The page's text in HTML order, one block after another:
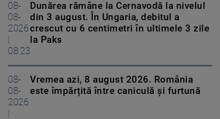
08-
08-
2026
08:23
Dunărea rămâne la Cernavodă la nivelul
din 3 august. În Ungaria, debitul a
crescut cu 6 centimetri în ultimele 3 zile
la Paks
08-
08-
2026
Vremea azi, 8 august 2026. România
este împărțită între caniculă și furtună